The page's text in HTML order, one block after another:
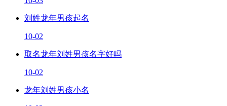
刘姓龙年男孩起名
10-02
取名龙年刘姓男孩名字好吗
10-02
龙年刘姓男孩小名